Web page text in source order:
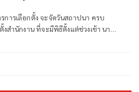
การเลือกตั้ง จะจัดวันสถาปนา ครบ
ธีตั้งแต่ช่วงเช้า นาย